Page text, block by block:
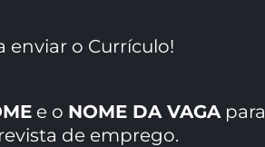
enviar o Currículo!
e o NOME DA VAGA para
de emprego.